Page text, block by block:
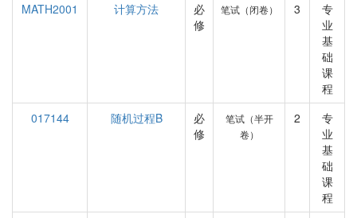
MATH2001
计算方法
必
修
笔试（闭卷） 3
专
业
基
础
课
程
017144
随机过程B
必
修
笔试（半开
卷）
2
专
业
基
础
课
程